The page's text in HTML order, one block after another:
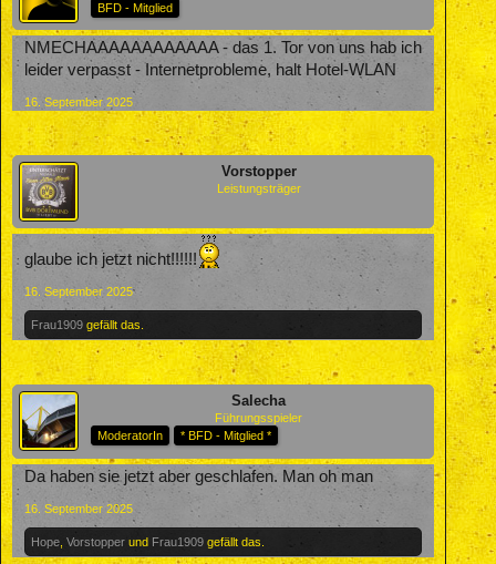
BFD - Mitglied
NMECHAAAAAAAAAAAA - das 1. Tor von uns hab ich
leider verpasst - Internetprobleme, halt Hotel-WLAN
16. September 2025
Vorstopper
Leistungsträger
glaube ich jetzt nicht!!!!!!
16. September 2025
Frau1909 gefällt das.
Salecha
Führungsspieler
ModeratorIn
* BFD - Mitglied *
Da haben sie jetzt aber geschlafen. Man oh man
16. September 2025
Hope Vorstopper und Frau1909 gefällt das.